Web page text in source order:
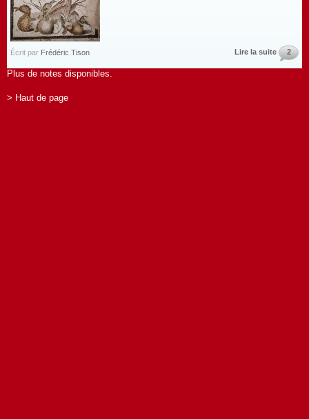
Écrit par Frédéric Tison Lire la suite 2
Plus de notes disponibles.
> Haut de page